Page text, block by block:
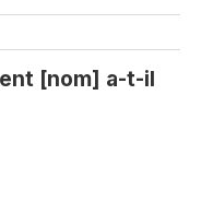
[nom] a-t-il